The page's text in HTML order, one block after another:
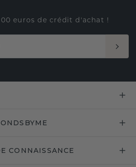
euros de crédit d'achat !
CONNAISSANCE